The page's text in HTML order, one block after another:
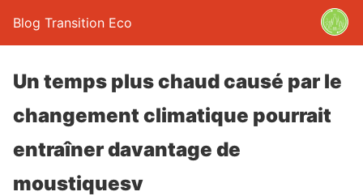
Blog Transition Eco
Un temps plus chaud causé par le
changement climatique pourrait
entraîner davantage de
moustiquesv